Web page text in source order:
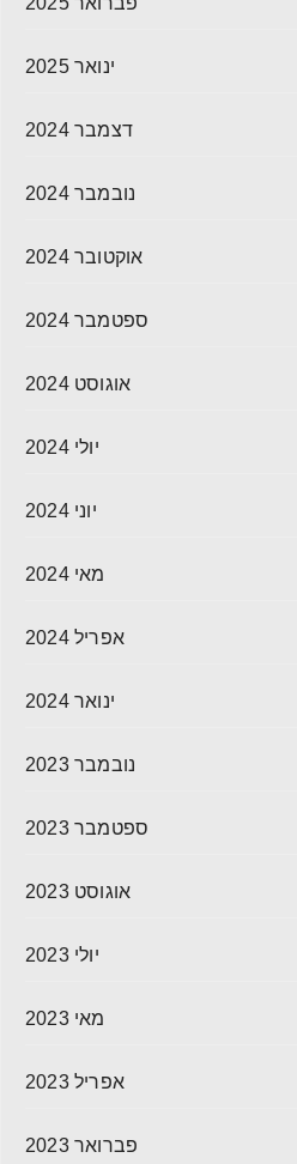
ינואר 2025
דצמבר 2024
נובמבר 2024
אוקטובר 2024
ספטמבר 2024
אוגוסט 2024
יולי 2024
יוני 2024
מאי 2024
אפריל 2024
ינואר 2024
נובמבר 2023
ספטמבר 2023
אוגוסט 2023
יולי 2023
מאי 2023
אפריל 2023
פברואר 2023